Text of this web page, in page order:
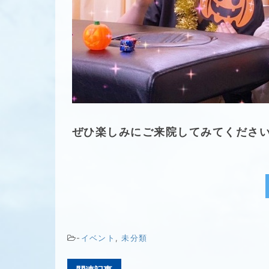
ぜひ楽しみにご来院してみてくださ
- イベント ,未分類